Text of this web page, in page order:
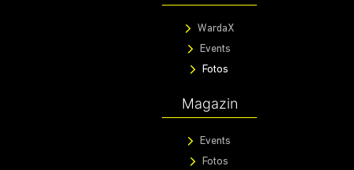
WardaX
Events
Fotos
Magazin
Events
Fotos